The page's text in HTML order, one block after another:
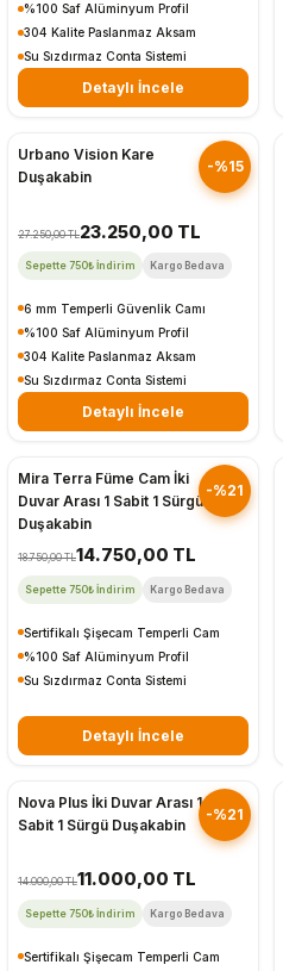
%100 Saf Alüminyum Profil
304 Kalite Paslanmaz Aksam
Su Sızdırmaz Conta Sistemi
Detaylı İncele
-%15
Urbano Vision Kare
Duşakabin
27.250,00 TL23.250,00 TL
Sepette 750₺ İndirim Kargo Bedava
6 mm Temperli Güvenlik Camı
%100 Saf Alüminyum Profil
304 Kalite Paslanmaz Aksam
Su Sızdırmaz Conta Sistemi
Detaylı İncele
-%21
Mira Terra Füme Cam İki
Duvar Arası 1 Sabit 1 Sürgü
Duşakabin
18.750,00 TL14.750,00 TL
Sepette 750₺ İndirim Kargo Bedava
Sertifikalı Şişecam Temperli Cam
%100 Saf Alüminyum Profil
Su Sızdırmaz Conta Sistemi
Detaylı İncele
-%21
Nova Plus İki Duvar Arası 1
Sabit 1 Sürgü Duşakabin
14.000,00 TL11.000,00 TL
Sepette 750₺ İndirim Kargo Bedava
Sertifikalı Şişecam Temperli Cam